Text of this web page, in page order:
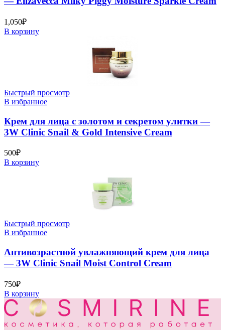
1,050₽
В корзину
Быстрый просмотр
В избранное
Крем для лица с золотом и секретом улитки —
3W Clinic Snail & Gold Intensive Cream
500₽
В корзину
Быстрый просмотр
В избранное
Антивозрастной увлажняющий крем для лица
— 3W Clinic Snail Moist Control Cream
750₽
В корзину